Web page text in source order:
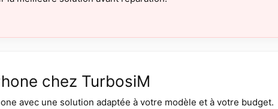
chez TurbosiM
avec une solution adaptée à votre modèle et à votre budget.